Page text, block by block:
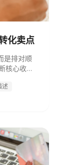
化卖点
是排对顺
核心收
述